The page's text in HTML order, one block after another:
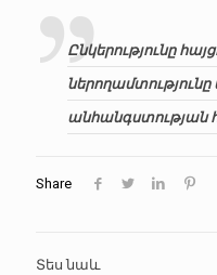
Ընկերությունը
անհանգստության
Share
Տես նաև